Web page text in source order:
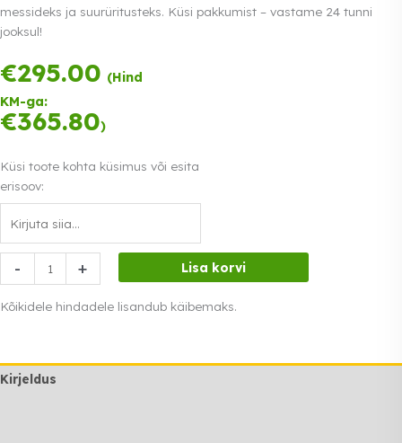
messideks ja suurüritusteks. Küsi pakkumist – vastame 24 tunni
jooksul!
€295.00 (Hind
KM-ga:
€365.80)
Küsi toote kohta küsimus või esita
erisoov:
-
varjualune
3x3m
+ Lisa korvi
Kõikidele hindadele lisandub käibemaks.
Kirjeldus